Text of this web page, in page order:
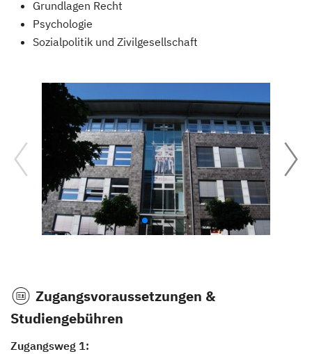
Grundlagen Recht
Psychologie
Sozialpolitik und Zivilgesellschaft
Zugangsvoraussetzungen &
Studiengebühren
Zugangsweg 1: